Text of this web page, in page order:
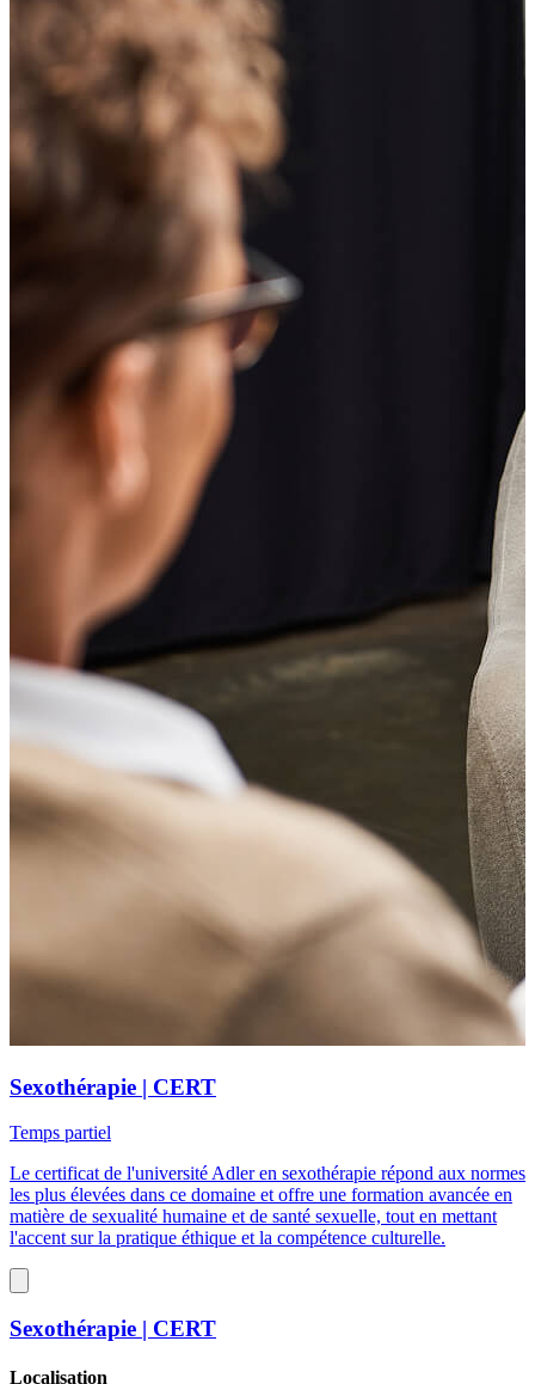
Sexothérapie | CERT
Temps partiel
Le certificat de l'université Adler en sexothérapie répond aux normes
les plus élevées dans ce domaine et offre une formation avancée en
matière de sexualité humaine et de santé sexuelle, tout en mettant
l'accent sur la pratique éthique et la compétence culturelle.
Sexothérapie | CERT
Localisation